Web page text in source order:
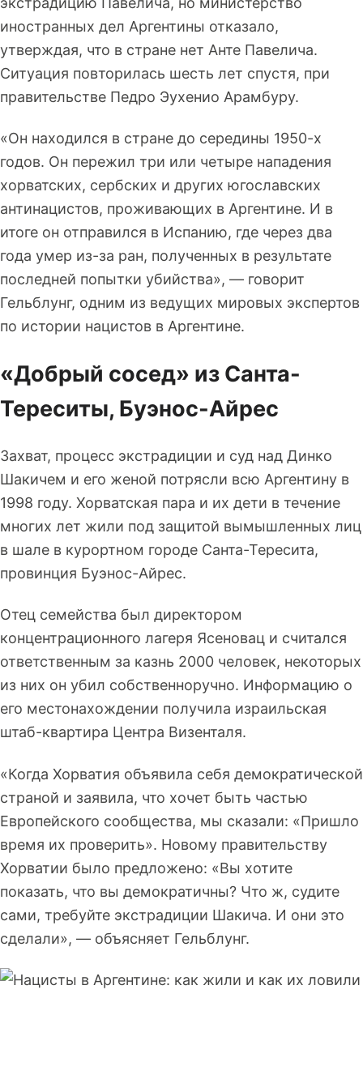
иностранных дел Аргентины отказало,
утверждая, что в стране нет Анте Павелича.
Ситуация повторилась шесть лет спустя, при
правительстве Педро Эухенио Арамбуру.
«Он находился в стране до середины 1950-х
годов. Он пережил три или четыре нападения
хорватских, сербских и других югославских
антинацистов, проживающих в Аргентине. И в
итоге он отправился в Испанию, где через два
года умер из-за ран, полученных в результате
последней попытки убийства», — говорит
Гельблунг, одним из ведущих мировых экспертов
по истории нацистов в Аргентине.
«Добрый сосед» из Санта-
Тереситы, Буэнос-Айрес
Захват, процесс экстрадиции и суд над Динко
Шакичем и его женой потрясли всю Аргентину в
1998 году. Хорватская пара и их дети в течение
многих лет жили под защитой вымышленных лиц
в шале в курортном городе Санта-Тересита,
провинция Буэнос-Айрес.
Отец семейства был директором
концентрационного лагеря Ясеновац и считался
ответственным за казнь 2000 человек, некоторых
из них он убил собственноручно. Информацию о
его местонахождении получила израильская
штаб-квартира Центра Визенталя.
«Когда Хорватия объявила себя демократической
страной и заявила, что хочет быть частью
Европейского сообщества, мы сказали: «Пришло
время их проверить». Новому правительству
Хорватии было предложено: «Вы хотите
показать, что вы демократичны? Что ж, судите
сами, требуйте экстрадиции Шакича. И они это
сделали», — объясняет Гельблунг.